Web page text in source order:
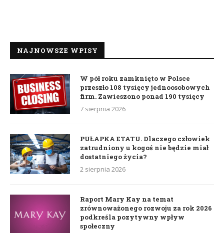
NAJNOWSZE WPISY
W pół roku zamknięto w Polsce
przeszło 108 tysięcy jednoosobowych
firm. Zawieszono ponad 190 tysięcy
7 sierpnia 2026
PUŁAPKA ETATU. Dlaczego człowiek
zatrudniony u kogoś nie będzie miał
dostatniego życia?
2 sierpnia 2026
Raport Mary Kay na temat
zrównoważonego rozwoju za rok 2026
podkreśla pozytywny wpływ
społeczny